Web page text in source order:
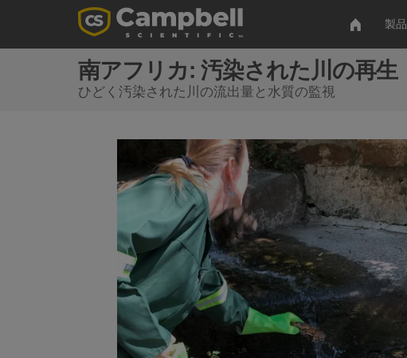
製品
南アフリカ: 汚染された川の再生
ひどく汚染された川の流出量と水質の監視